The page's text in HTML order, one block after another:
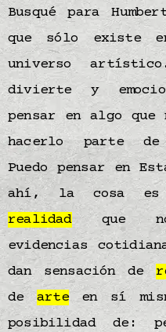
Busqué para
que sólo existe
universo
divierte y
pensar en algo que
hacerlo parte
Puedo pensar en
ahí, la cosa es
realidadque no
evidencias
dan sensación de
dearteen sí
posibilidad de: